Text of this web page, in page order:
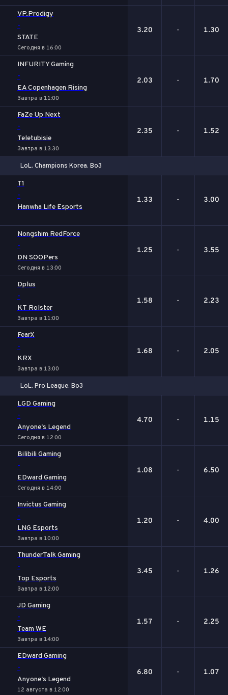
VP.Prodigy
-
STATE
Сегодня в 16:00
3.20 - 1.30
INFURITY Gaming
-
EA Copenhagen Rising
Завтра в 11:00
2.03 - 1.70
FaZe Up Next
-
Teletubisie
Завтра в 13:30
2.35 - 1.52
LoL. Champions Korea. Bo3
T1
-
Hanwha Life Esports
1.33 - 3.00
Nongshim RedForce
-
DN SOOPers
Сегодня в 13:00
1.25 - 3.55
Dplus
-
KT Rolster
Завтра в 11:00
1.58 - 2.23
FearX
-
KRX
Завтра в 13:00
1.68 - 2.05
LoL. Pro League. Bo3
LGD Gaming
-
Anyone's Legend
Сегодня в 12:00
4.70 - 1.15
Bilibili Gaming
-
EDward Gaming
Сегодня в 14:00
1.08 - 6.50
Invictus Gaming
-
LNG Esports
Завтра в 10:00
1.20 - 4.00
ThunderTalk Gaming
-
Top Esports
Завтра в 12:00
3.45 - 1.26
JD Gaming
-
Team WE
Завтра в 14:00
1.57 - 2.25
EDward Gaming
-
Anyone's Legend
12 августа в 12:00
6.80 - 1.07